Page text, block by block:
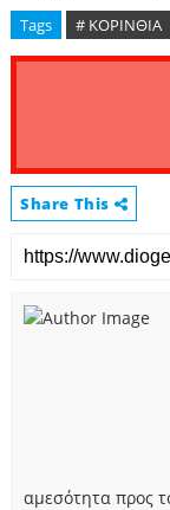
Tags # ΚΟΡΙΝΘΙΑ
Share This
αμεσότητα προς